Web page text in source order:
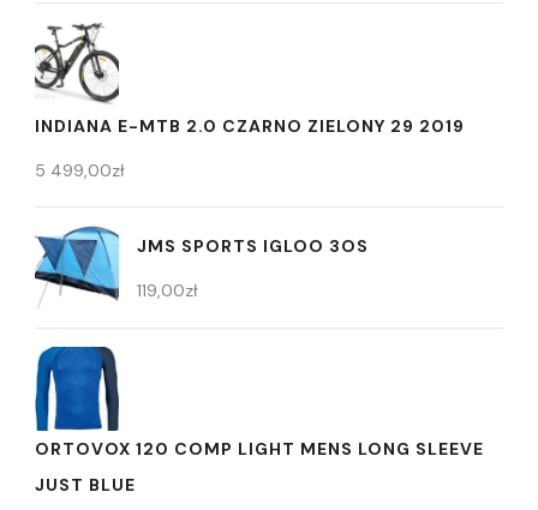
INDIANA E-MTB 2.0 CZARNO ZIELONY 29 2019
5 499,00zł
JMS SPORTS IGLOO 3OS
119,00zł
ORTOVOX 120 COMP LIGHT MENS LONG SLEEVE
JUST BLUE